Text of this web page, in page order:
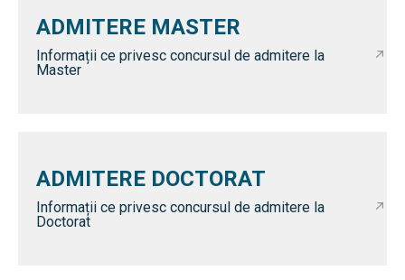
ADMITERE MASTER
Informații ce privesc concursul de admitere la
Master
ADMITERE DOCTORAT
Informații ce privesc concursul de admitere la
Doctorat